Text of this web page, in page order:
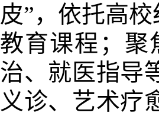
皮”，依托高
教育课程；聚
治、就医指导
义诊、艺术疗